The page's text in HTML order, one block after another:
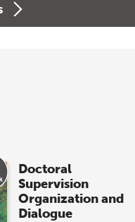
Doctoral
Supervision
Organization and
Dialogue